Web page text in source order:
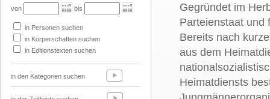
von bis
in Personen suchen
in Körperschaften suchen
in Editionstexten suchen
in den Kategorien suchen
Gegründet im
Parteienstaat und
Bereits nach
aus dem
Heimatdiensts